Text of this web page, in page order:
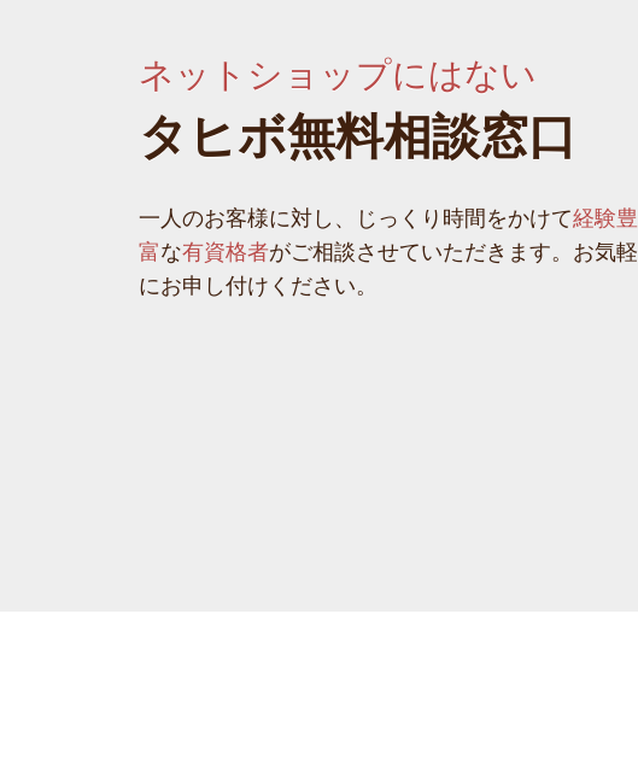
ネットショップにはない
タヒボ無料相談窓口
一人のお客様に対し、じっくり時間をかけて経験豊
富な有資格者がご相談させていただきます。お気軽
にお申し付けください。